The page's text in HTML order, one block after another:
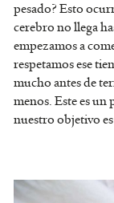
pesado? Esto
cerebro no llega
empezamos a
respetamos ese
mucho antes de
menos. Este es un
nuestro objetivo